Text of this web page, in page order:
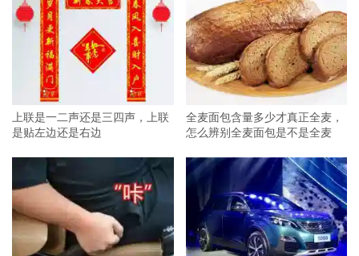
上联是一二声还是三四声，上联
是贴左边还是右边
全麦面包含量多少才真正全麦，
怎么辨别全麦面包是不是全麦